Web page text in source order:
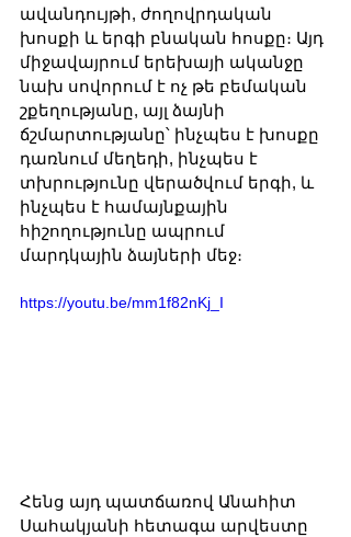
ավանդույթի, ժողովրդական
խոսքի և երգի բնական հոսքը։ Այդ
միջավայրում երեխայի ականջը
նախ սովորում է ոչ թե բեմական
շքեղությանը, այլ ձայնի
ճշմարտությանը՝ ինչպես է խոսքը
դառնում մեղեդի, ինչպես է
տխրությունը վերածվում երգի, և
ինչպես է համայնքային
հիշողությունը ապրում
մարդկային ձայների մեջ։
https://youtu.be/mm1f82nKj_I
Հենց այդ պատճառով Անահիտ
Սահակյանի հետագա արվեստը